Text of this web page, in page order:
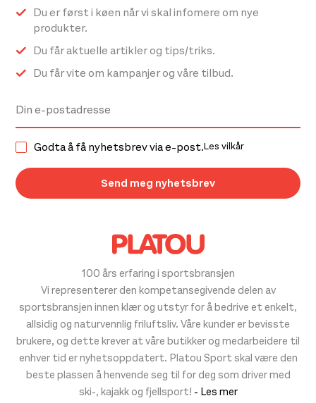
100 års erfaring i sportsbransjen
Vi representerer den kompetansegivende delen av
sportsbransjen innen klær og utstyr for å bedrive et enkelt,
allsidig og naturvennlig friluftsliv. Våre kunder er bevisste
brukere, og dette krever at våre butikker og medarbeidere til
enhver tid er nyhetsoppdatert. Platou Sport skal være den
beste plassen å henvende seg til for deg som driver med
ski-, kajakk og fjellsport! - Les mer
Du er først i køen når vi skal infomere om nye
produkter.
Du får aktuelle artikler og tips/triks.
Du får vite om kampanjer og våre tilbud.
Godta å få nyhetsbrev via e-post.Les vilkår